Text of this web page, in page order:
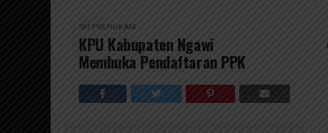
SKI POLHUKAM
KPU Kabupaten Ngawi
Membuka Pendaftaran PPK